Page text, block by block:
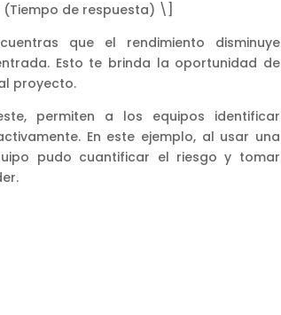
de respuesta) \]
que el rendimiento disminuye
Esto te brinda la oportunidad de
proyecto.
permiten a los equipos identificar
En este ejemplo, al usar una
pudo cuantificar el riesgo y tomar